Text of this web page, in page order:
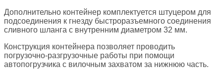
Дополнительно контейнер комплектуется штуцером для
подсоединения к гнезду быстроразъемного соединения
сливного шланга c внутренним диаметром 32 мм.
Конструкция контейнера позволяет проводить
погрузочно-разгрузочные работы при помощи
автопогрузчика с вилочным захватом за нижнюю часть.